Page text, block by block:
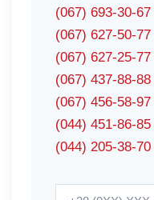
(067) 693-30-67
(067) 627-50-77
(067) 627-25-77
(067) 437-88-88
(067) 456-58-97
(044) 451-86-85
(044) 205-38-70